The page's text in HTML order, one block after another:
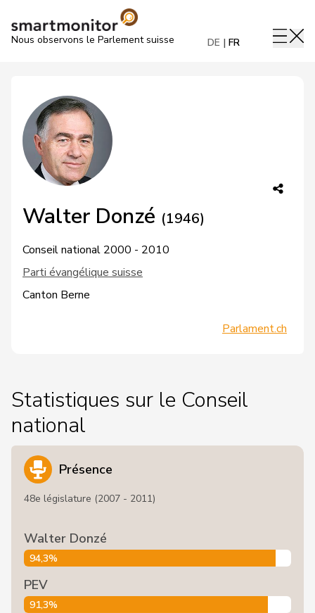
Nous observons le Parlement suisse DE FR
Walter Donzé (1946)
Conseil national 2000 - 2010
Parti évangélique suisse
Canton Berne
Parlament.ch
Statistiques sur le Conseil
national
Présence
48e législature (2007 - 2011)
Walter Donzé
94,3%
PEV
91,3%